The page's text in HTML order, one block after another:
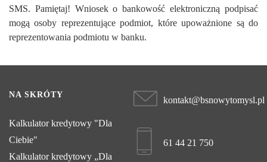
SMS. Pamiętaj! Wniosek o bankowość elektroniczną podpisać
mogą osoby reprezentujące podmiot, które upoważnione są do
reprezentowania podmiotu w banku.
NA SKRÓTY
Kalkulator kredytowy "Dla
Ciebie"
Kalkulator kredytowy „Dla
kontakt@bsnowytomysl.pl
61 44 21 750